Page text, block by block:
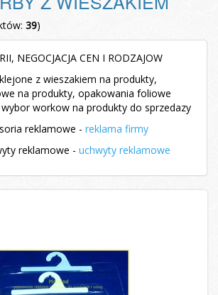
39)
NEGOCJACJA CEN I RODZAJOW
z wieszakiem na produkty,
na produkty, opakowania foliowe
workow na produkty do sprzedazy
reklamowe - reklama firmy
reklamowe - uchwyty reklamowe